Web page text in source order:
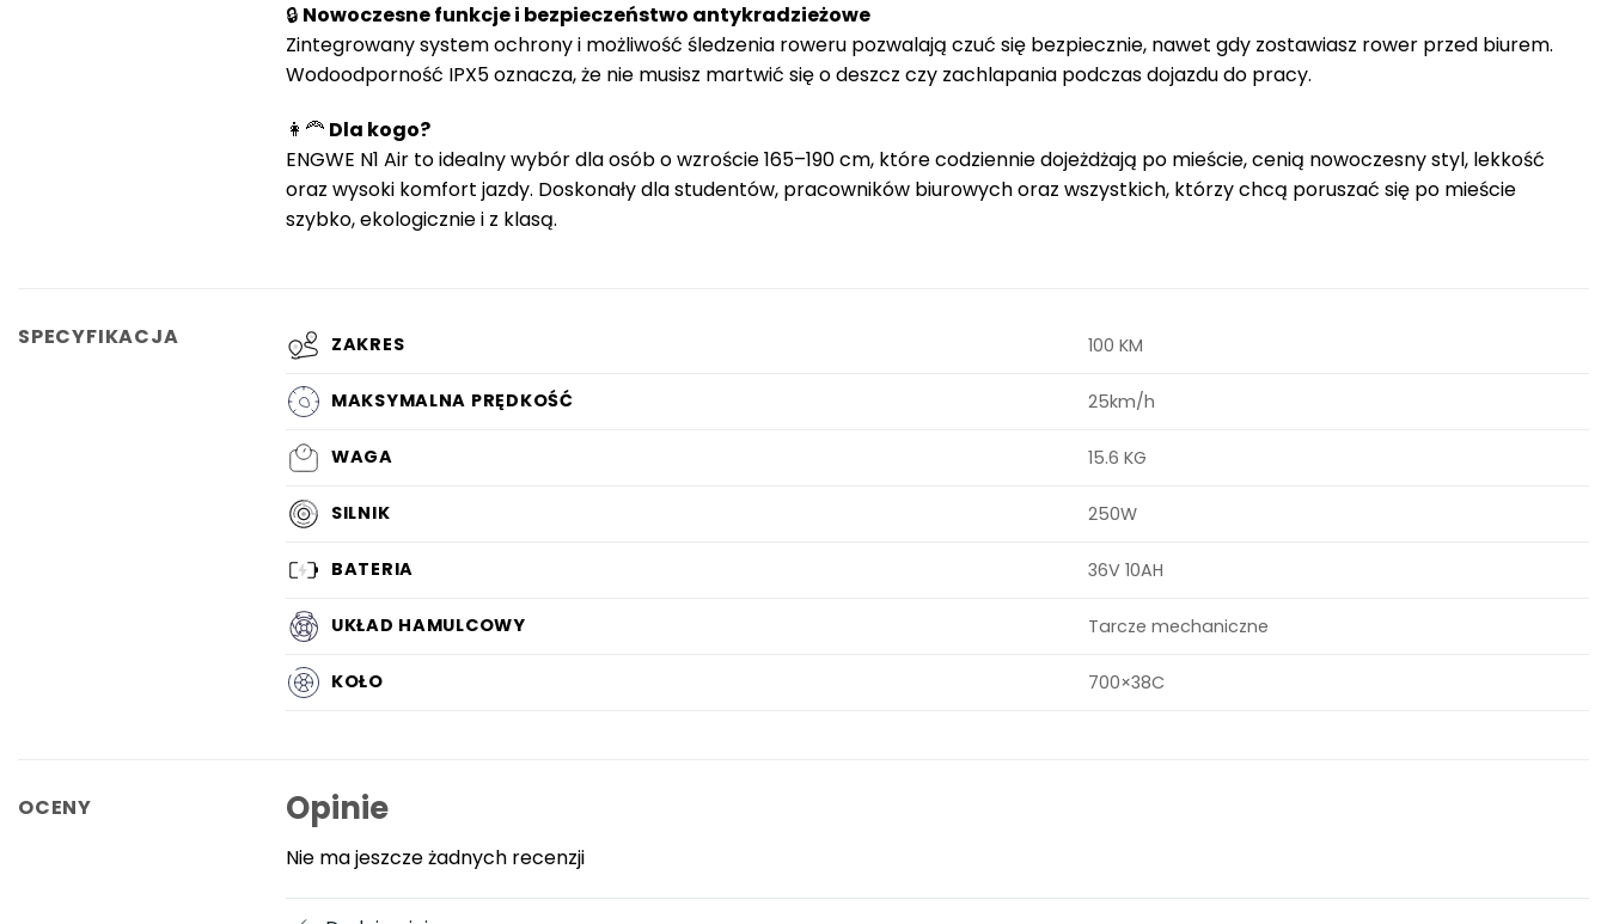
🔒 Nowoczesne funkcje i bezpieczeństwo antykradzieżowe
Zintegrowany system ochrony i możliwość śledzenia roweru pozwalają czuć się bezpiecznie, nawet gdy zostawiasz rower przed biurem.
Wodoodporność IPX5 oznacza, że nie musisz martwić się o deszcz czy zachlapania podczas dojazdu do pracy.
👩‍🦰 Dla kogo?
ENGWE N1 Air to idealny wybór dla osób o wzroście 165–190 cm, które codziennie dojeżdżają po mieście, cenią nowoczesny styl, lekkość
oraz wysoki komfort jazdy. Doskonały dla studentów, pracowników biurowych oraz wszystkich, którzy chcą poruszać się po mieście
szybko, ekologicznie i z klasą.
SPECYFIKACJA ZAKRES 100 KM
MAKSYMALNA PRĘDKOŚĆ 25km/h
WAGA 15.6 KG
SILNIK 250W
BATERIA 36V 10AH
UKŁAD HAMULCOWY Tarcze mechaniczne
KOŁO 700×38C
OCENY Opinie
Nie ma jeszcze żadnych recenzji